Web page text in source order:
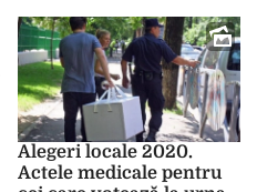
Alegeri locale 2020.
Actele medicale pentru